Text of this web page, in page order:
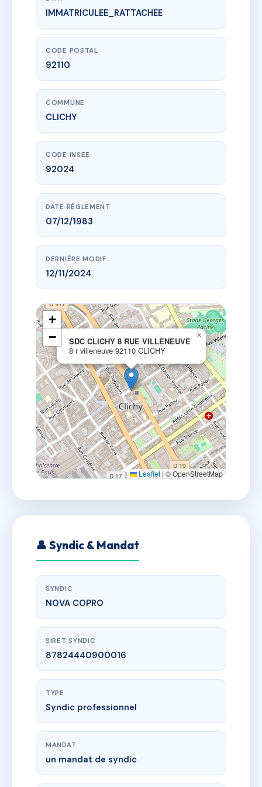
www.vme.plus/AA6242135
SDC CLICHY 8 RUE VILLENEUVE
8 r villeneuve
IMMATRICULEE_RATTACHEE
CODE POSTAL
92110
COMMUNE
CLICHY
CODE INSEE
92024
DATE RÈGLEMENT
07/12/1983
DERNIÈRE MODIF.
12/11/2024
SDC CLICHY 8 RUE VILLENEUVE
8 r villeneuve 92110 CLICHY
×
+
−
Leaflet | © OpenStreetMap
👤 Syndic & Mandat
SYNDIC
NOVA COPRO
SIRET SYNDIC
87824440900016
TYPE
Syndic professionnel
MANDAT
un mandat de syndic